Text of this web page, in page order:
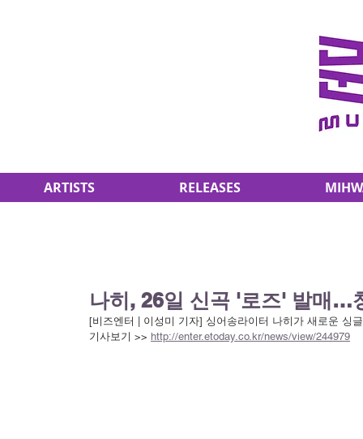
ARTISTS RELEASES
나히, 26일 신곡 '로즈' 발매…
[비즈엔터 | 이성미 기자] 싱어송라이터 나히가 새로운 싱
기사보기 >> http://enter.etoday.co.kr/news/view/244979